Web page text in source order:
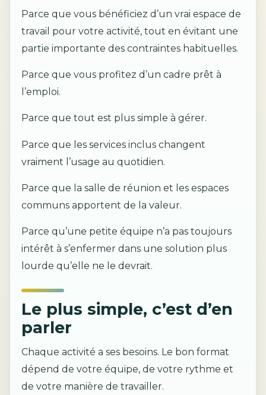
Parce que vous bénéficiez d’un vrai espace de
travail pour votre activité, tout en évitant une
partie importante des contraintes habituelles.
Parce que vous profitez d’un cadre prêt à
l’emploi.
Parce que tout est plus simple à gérer.
Parce que les services inclus changent
vraiment l’usage au quotidien.
Parce que la salle de réunion et les espaces
communs apportent de la valeur.
Parce qu’une petite équipe n’a pas toujours
intérêt à s’enfermer dans une solution plus
lourde qu’elle ne le devrait.
Le plus simple, c’est d’en
parler
Chaque activité a ses besoins. Le bon format
dépend de votre équipe, de votre rythme et
de votre manière de travailler.